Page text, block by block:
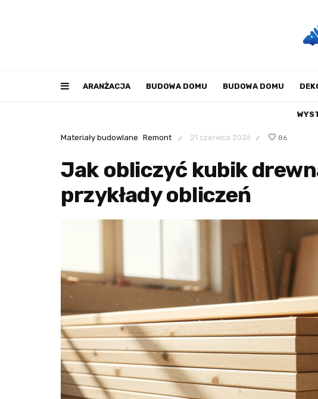
ARANŻACJA BUDOWA DOMU BUDOWA DOMU
Materiały budowlane Remont / 21 czerwca 2026 / 86
Jak obliczyć kubik
przykłady obliczeń